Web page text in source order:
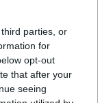
parties, or
for
opt-out
that after your
seeing
jo i